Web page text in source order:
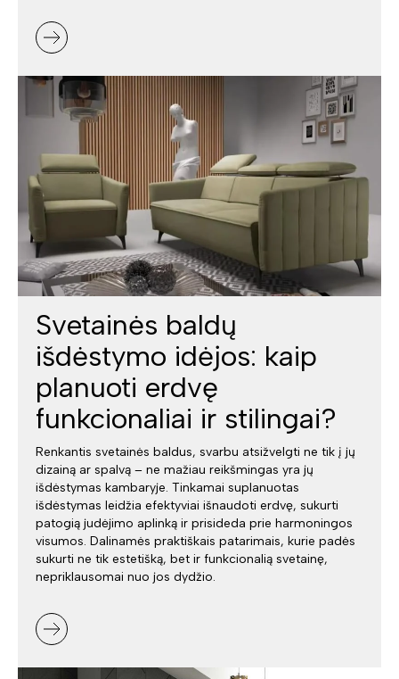
Svetainės baldų
išdėstymo idėjos: kaip
planuoti erdvę
funkcionaliai ir stilingai?
Renkantis svetainės baldus, svarbu atsižvelgti ne tik į jų
dizainą ar spalvą – ne mažiau reikšmingas yra jų
išdėstymas kambaryje. Tinkamai suplanuotas
išdėstymas leidžia efektyviai išnaudoti erdvę, sukurti
patogią judėjimo aplinką ir prisideda prie harmoningos
visumos. Dalinamės praktiškais patarimais, kurie padės
sukurti ne tik estetišką, bet ir funkcionalią svetainę,
nepriklausomai nuo jos dydžio.